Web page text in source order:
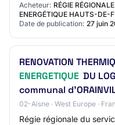
Acheteur: RÉGIE
ENERGÉTIQUE HAUTS-DE-
Date de publication: 27 juin
RENOVATION
ENERGETIQUE DU
communal
02-Aisne · West Europe ·
Régie régionale du